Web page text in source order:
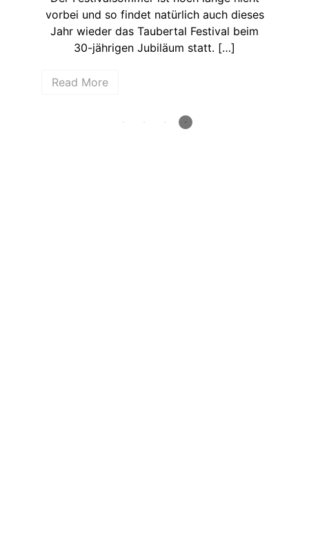
vorbei und so findet natürlich auch dieses
Jahr wieder das Taubertal Festival beim
30-jährigen Jubiläum statt. […]
Read More